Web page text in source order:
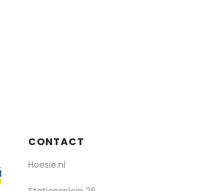
CONTACT
Hoesie.nl